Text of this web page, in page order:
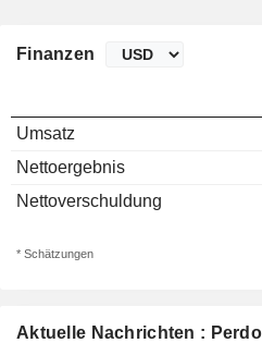
Aktuelle Nachrichten :
Finanzen
Umsatz
Nettoergebnis
Nettoverschuldung
* Schätzungen